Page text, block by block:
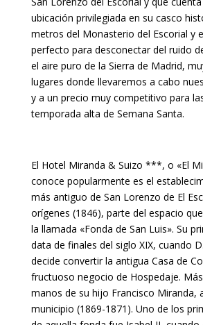
ubicación privilegiada en su casco
metros del Monasterio del Escorial y
perfecto para desconectar del ruido
el aire puro de la Sierra de Madrid,
lugares donde llevaremos a cabo
y a un precio muy competitivo para
temporada alta de Semana Santa.
El Hotel Miranda & Suizo ***, o «El
conoce popularmente es el
más antiguo de San Lorenzo de El
orígenes (1846), parte del espacio
la llamada «Fonda de San Luis». Su
data de finales del siglo XIX, cuando
decide convertir la antigua Casa de
fructuoso negocio de Hospedaje.
manos de su hijo Francisco Miranda,
municipio (1869-1871). Uno de los